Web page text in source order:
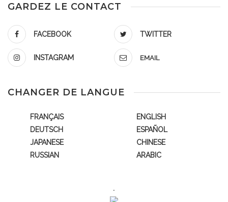
GARDEZ LE CONTACT
FACEBOOK TWITTER
INSTAGRAM EMAIL
CHANGER DE LANGUE
FRANÇAIS
ENGLISH
DEUTSCH
ESPAÑOL
JAPANESE
CHINESE
RUSSIAN
ARABIC
.